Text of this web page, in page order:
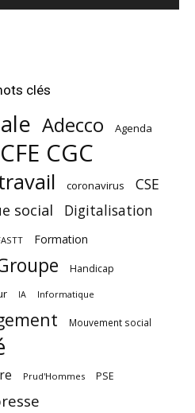
clés
Adecco Agenda
CFE CGC
coronavirus CSE
social Digitalisation
Formation
Handicap
IA Informatique
Mouvement social
Prud'Hommes PSE